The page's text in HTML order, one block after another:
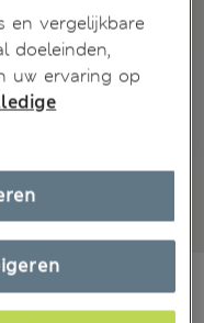
en vergelijkbare
doeleinden,
uw ervaring op